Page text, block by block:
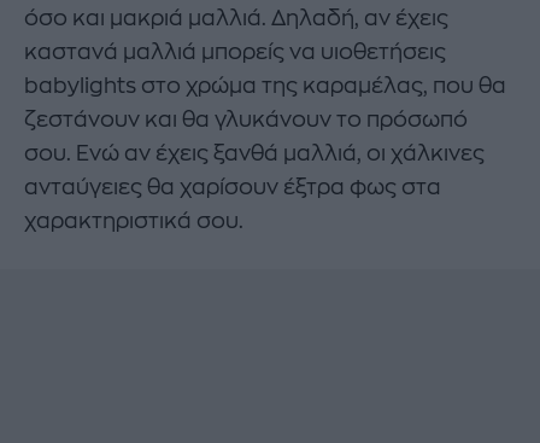
όσο και μακριά μαλλιά. Δηλαδή, αν έχεις
καστανά μαλλιά μπορείς να υιοθετήσεις
babylights στο χρώμα της καραμέλας, που θα
ζεστάνουν και θα γλυκάνουν το πρόσωπό
σου. Ενώ αν έχεις ξανθά μαλλιά, οι χάλκινες
ανταύγειες θα χαρίσουν έξτρα φως στα
χαρακτηριστικά σου.